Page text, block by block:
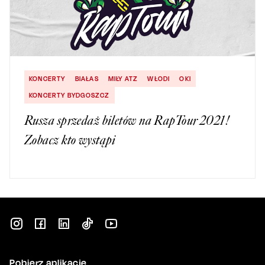
KONCERTY BIAŁAS MIŁY ATZ WŁODI
OKI
KONCERTY BYDGOSZCZ
Rusza sprzedaż biletów na RapTour 2021!
Zobacz kto wystąpi
Pobierz aplikację